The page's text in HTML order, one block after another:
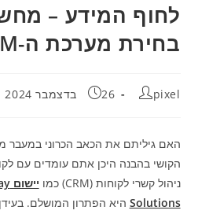
לחוף המידע –
בחירת מערכת ה-CRM הנכונה!
מחבר:
pixel פורסם:
26 בדצמבר 2024
האם גיליתם את הכאב הכרוני
הקושי בהבנה היכן אתם עומדים עם
ניהול קשרי לקוחות (CRM) כמו
Solutions היא הפתרון המושלם.